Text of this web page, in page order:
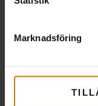
Marknadsföring